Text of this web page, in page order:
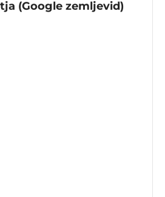
(Google zemljevid)